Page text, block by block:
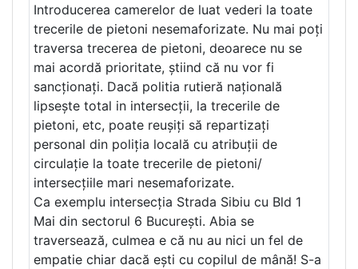
Introducerea camerelor de luat vederi la toate
trecerile de pietoni nesemaforizate. Nu mai poți
traversa trecerea de pietoni, deoarece nu se
mai acordă prioritate, știind că nu vor fi
sancționați. Dacă politia rutieră națională
lipsește total in intersecții, la trecerile de
pietoni, etc, poate reușiți să repartizați
personal din poliția locală cu atribuții de
circulație la toate trecerile de pietoni/
intersecțiile mari nesemaforizate.
Ca exemplu intersecția Strada Sibiu cu Bld 1
Mai din sectorul 6 București. Abia se
traversează, culmea e că nu au nici un fel de
empatie chiar dacă ești cu copilul de mână! S-a